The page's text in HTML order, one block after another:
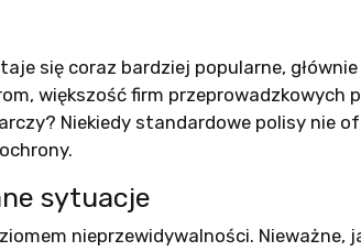
się coraz bardziej popularne,
większość firm przeprowadzkowych
Niekiedy standardowe polisy nie
sytuacje
nieprzewidywalności. Nieważne,